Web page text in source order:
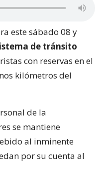
este sábado 08 y
de tránsito
con reservas en el
kilómetros del
de la
se mantiene
al inminente
por su cuenta al